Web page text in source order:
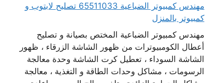
مهندس كمبيوتر الضباعية 65511033 تصليح لابتوب و
كمبيوتر بالمنزل
مهندس كمبيوتر الضباعية المختص بصيانة و تصليح
أعطال الكومبيوترات من ظهور الشاشة الزرقاء ، ظهور
الشاشة السوداء ، تعطيل كرت الشاشة وحدة معالجة
الرسومات ، مشاكل وحدات الطاقة و التغذية ، معالجة